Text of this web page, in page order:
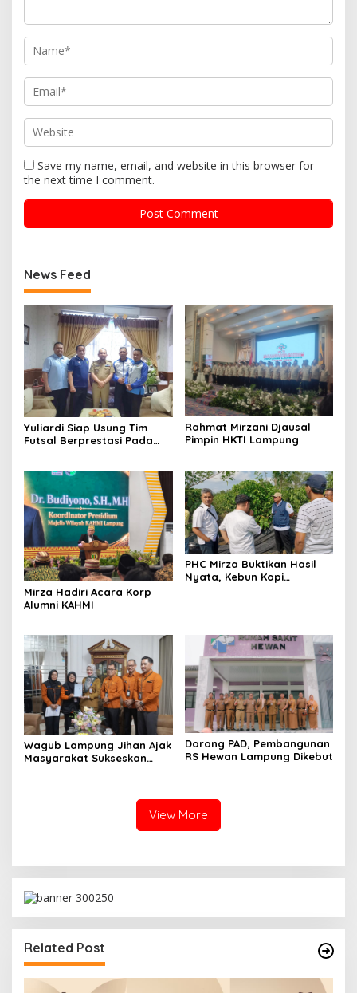
Save my name, email, and website in this browser for
the next time I comment.
News Feed
Yuliardi Siap Usung Tim
Futsal Berprestasi Pada
Rahmat Mirzani Djausal
Pimpin HKTI Lampung
Mirza Hadiri Acara Korp
Alumni KAHMI
PHC Mirza Buktikan Hasil
Nyata, Kebun Kopi
Wagub Lampung Jihan Ajak
Masyarakat Sukseskan
Dorong PAD, Pembangunan
RS Hewan Lampung Dikebut
View More
Related Post